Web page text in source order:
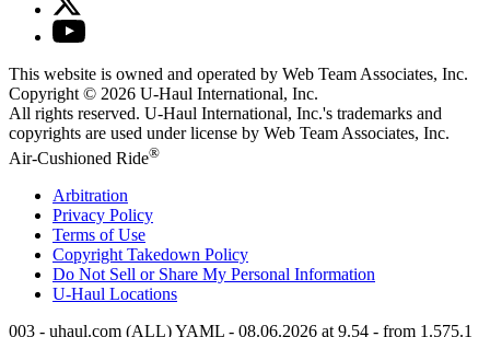
This website is owned and operated by Web Team Associates, Inc.
Copyright © 2026 U-Haul International, Inc.
All rights reserved. U-Haul International, Inc.'s trademarks and
copyrights are used under license by Web Team Associates, Inc.
Air-Cushioned Ride®
Arbitration
Privacy Policy
Terms of Use
Copyright Takedown Policy
Do Not Sell or Share My Personal Information
U-Haul Locations
003 - uhaul.com (ALL) YAML - 08.06.2026 at 9.54 - from 1.575.1